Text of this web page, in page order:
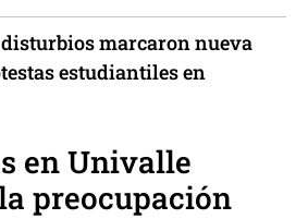
marcaron nueva
estudiantiles en
en Univalle
preocupación